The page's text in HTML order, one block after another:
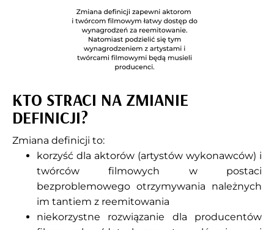
KTO STRACI NA ZMIANIE
DEFINICJI?
Zmiana definicji to:
korzyść dla aktorów (artystów wykonawców) i
twórców filmowych w postaci
bezproblemowego otrzymywania należnych
im tantiem z reemitowania
niekorzystne rozwiązanie dla producentów